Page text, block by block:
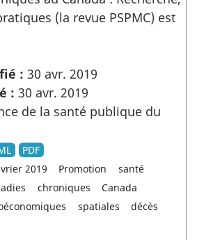
(la revue PSPMC) est
: 30 avr. 2019
: 30 avr. 2019
de la santé publique du
PDF
2019 Promotion
santé
chroniques
Canada
spatiales
décès